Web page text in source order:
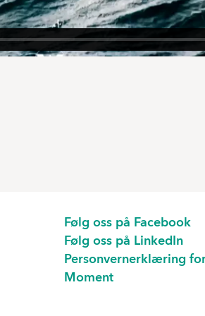
Følg oss på Facebook
Følg oss på LinkedIn
Personvernerklæring
Moment